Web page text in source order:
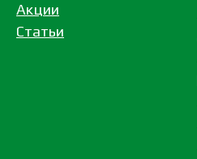
Акции
Статьи